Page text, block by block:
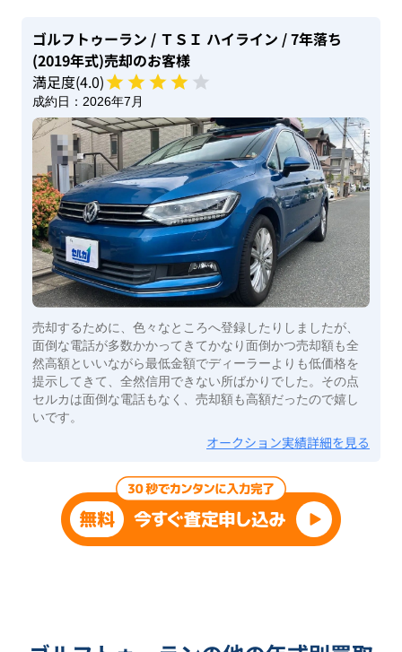
ゴルフトゥーラン / ＴＳＩ ハイライン / 7年落ち
(2019年式)売却のお客様
満足度(4.0)
成約日： 2026年7月
売却するために、色々なところへ登録したりしましたが、
面倒な電話が多数かかってきてかなり面倒かつ売却額も全
然高額といいながら最低金額でディーラーよりも低価格を
提示してきて、全然信用できない所ばかりでした。その点
セルカは面倒な電話もなく、売却額も高額だったので嬉し
いです。
オークション実績詳細を見る